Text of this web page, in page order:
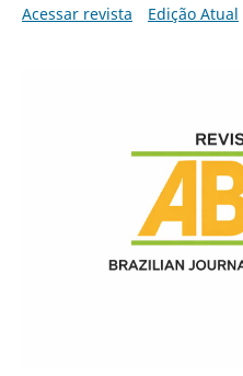
Acessar revista Edição Atual